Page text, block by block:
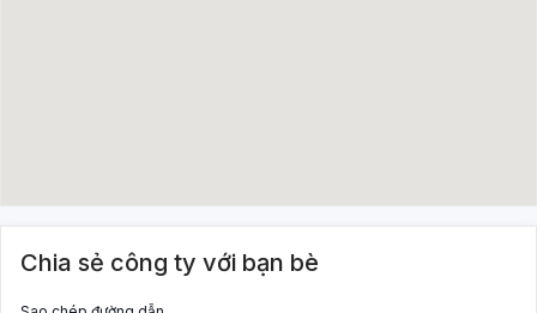
Chia sẻ công ty với bạn bè